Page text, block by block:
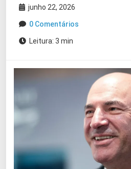
junho 22, 2026
0 Comentários
Leitura: 3 min